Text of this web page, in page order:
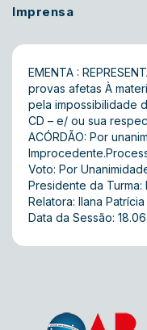
Imprensa
EMENTA :
provas afetas À
pela impossibilidade
CD – e/ ou sua
ACÓRDÃO: Por
Voto: Por
Presidente da
Relatora: Ilana
Data da Sessão: